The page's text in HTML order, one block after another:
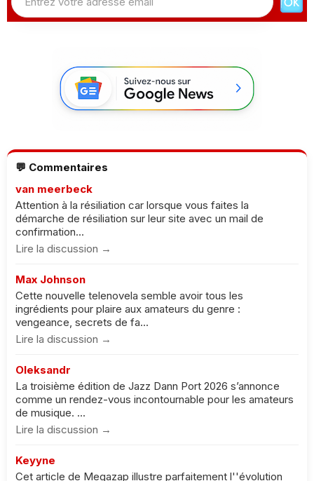
💬 Commentaires
van meerbeck
Attention à la résiliation car lorsque vous faites la
démarche de résiliation sur leur site avec un mail de
confirmation...
Lire la discussion →
Max Johnson
Cette nouvelle telenovela semble avoir tous les
ingrédients pour plaire aux amateurs du genre :
vengeance, secrets de fa...
Lire la discussion →
Oleksandr
La troisième édition de Jazz Dann Port 2026 s’annonce
comme un rendez-vous incontournable pour les amateurs
de musique. ...
Lire la discussion →
Keyyne
Cet article de Megazap illustre parfaitement l''évolution